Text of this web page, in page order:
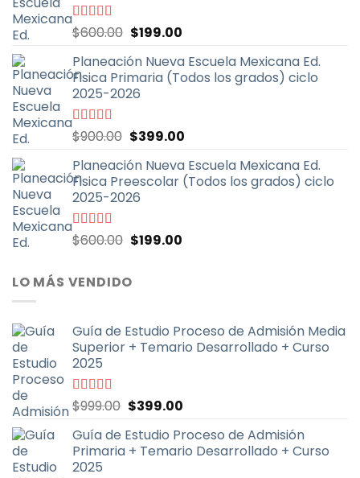
Valorado
con
5
$600.00 El
original
era:
$600.00.
$199.00El
actual
es:
Planeación Nueva Escuela Mexicana Ed.
Fisica Primaria (Todos los grados) ciclo
2025-2026
Valorado
con
5
$900.00 El
original
era:
$900.00.
$399.00El
actual
es:
Planeación Nueva Escuela Mexicana Ed.
Fisica Preescolar (Todos los grados) ciclo
2025-2026
Valorado
con
$600.00 El
original
era:
$199.00El
LO MÁS VENDIDO
Guía de Estudio Proceso de Admisión Media
Superior + Temario Desarrollado + Curso
2025
Valorado
con
5
$999.00 El
original
era:
$399.00El
actual
es:
Guía de Estudio Proceso de Admisión
Primaria + Temario Desarrollado + Curso
2025